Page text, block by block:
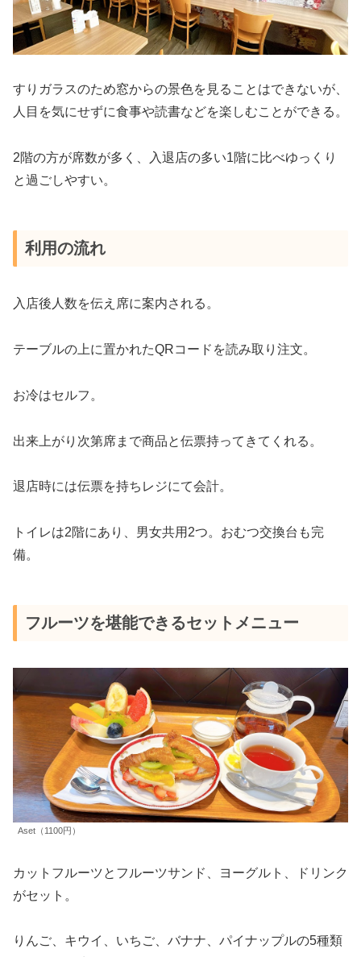
すりガラスのため窓からの景色を見ることはできないが、
人目を気にせずに食事や読書などを楽しむことができる。
2階の方が席数が多く、入退店の多い1階に比べゆっくり
と過ごしやすい。
利用の流れ
入店後人数を伝え席に案内される。
テーブルの上に置かれたQRコードを読み取り注文。
お冷はセルフ。
出来上がり次第席まで商品と伝票持ってきてくれる。
退店時には伝票を持ちレジにて会計。
トイレは2階にあり、男女共用2つ。おむつ交換台も完
備。
フルーツを堪能できるセットメニュー
Aset（1100円）
カットフルーツとフルーツサンド、ヨーグルト、ドリンク
がセット。
りんご、キウイ、いちご、バナナ、パイナップルの5種類